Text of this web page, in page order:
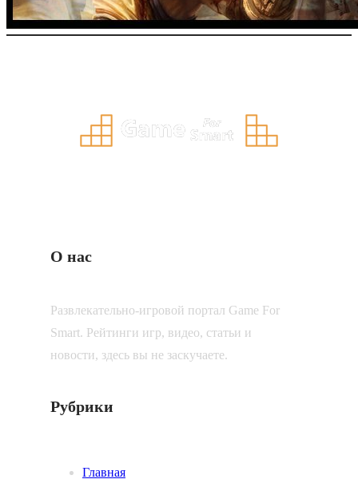
О нас
Развлекательно-игровой портал Game For
Smart. Рейтинги игр, видео, статьи и
новости, здесь вы не заскучаете.
Рубрики
Главная